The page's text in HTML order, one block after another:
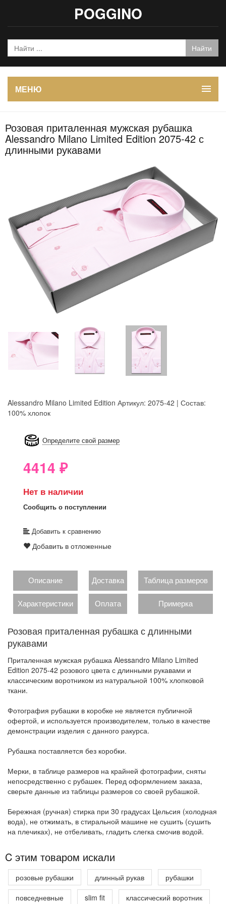
POGGINO
МЕНЮ
Розовая приталенная мужская рубашка
Alessandro Milano Limited Edition 2075-42 с
длинными рукавами
Alessandro Milano Limited Edition Артикул: 2075-42 | Состав:
100% хлопок
Определите свой размер
4414 ₽
Нет в наличии
Сообщить о поступлении
Добавить к сравнению
Добавить в отложенные
Описание Доставка Таблица размеров
Характеристики Оплата Примерка
Розовая приталенная рубашка с длинными
рукавами
Приталенная мужская рубашка Alessandro Milano Limited
Edition 2075-42 розового цвета с длинными рукавами и
классическим воротником из натуральной 100% хлопковой
ткани.
Фотография рубашки в коробке не является публичной
офертой, и используется производителем, только в качестве
демонстрации изделия с данного ракурса.
Рубашка поставляется без коробки.
Мерки, в таблице размеров на крайней фотографии, сняты
непосредственно с рубашек. Перед оформлением заказа,
сверьте данные из таблицы размеров со своей рубашкой.
Бережная (ручная) стирка при 30 градусах Цельсия (холодная
вода), не отжимать, в стиральной машине не сушить (сушить
на плечиках), не отбеливать, гладить слегка смочив водой.
C этим товаром искали
розовые рубашки длинный рукав
рубашки
повседневные
slim fit классический воротник